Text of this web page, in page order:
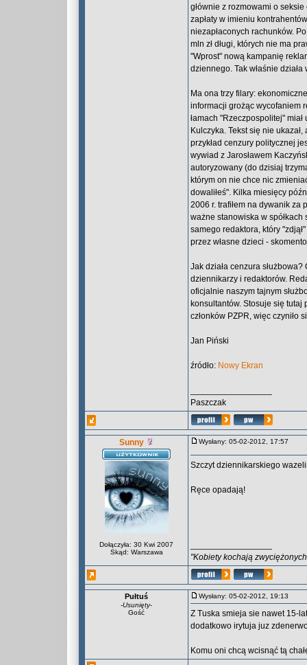
głównie z rozmowami o
zapłaty w imieniu
niezapłaconych rachunków.
mln zł długi, których nie ma
"Wprost" nową kampanię
dziennego. Tak właśnie działa
Ma ona trzy filary:
informacji grożąc wycofaniem
łamach "Rzeczpospolitej"
Kulczyka. Tekst się nie
przykład cenzury politycznej
wywiad z Jarosławem
autoryzowany (do dzisiaj
którym on nie chce nic
dowaliłeś". Kilka miesięcy
2006 r. trafiłem na dywanik
ważne stanowiska w spółkach
samego redaktora, który
przez własne dzieci -
Jak działa cenzura
dziennikarzy i redaktorów.
oficjalnie naszym tajnym
konsultantów. Stosuje się tutaj
członków PZPR, więc czyniło
Jan Piński
źródło: Nowy Ekran
Paszczak
Sunny
Dołączyła: 30 Kwi 2007
Skąd: Warszawa
Wysłany: 05-02-2012, 17:57
Szczyt dziennikarskiego
Ręce opadają!
"Kobiety kochają
Pułtuś
-Usunięty-
Gość
Wysłany: 05-02-2012, 19:13
Z Tuska smieja sie nawet 15-
dodatkowo irytuja juz
Komu oni chcą wcisnąć tą